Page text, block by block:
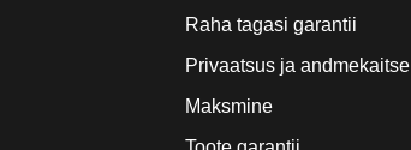
Raha tagasi garantii
Privaatsus ja andmekaitse
Maksmine